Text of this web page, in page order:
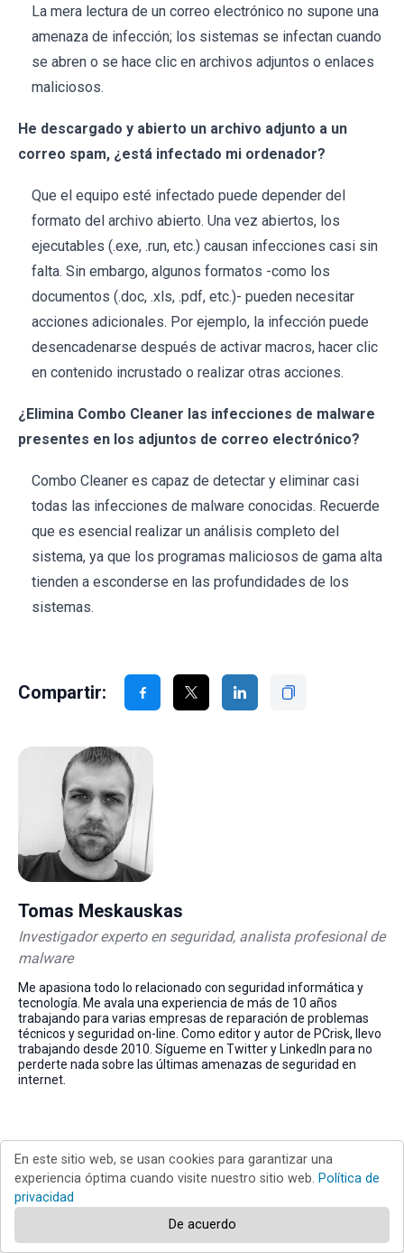
La mera lectura de un correo electrónico no supone una
amenaza de infección; los sistemas se infectan cuando
se abren o se hace clic en archivos adjuntos o enlaces
maliciosos.
He descargado y abierto un archivo adjunto a un
correo spam, ¿está infectado mi ordenador?
Que el equipo esté infectado puede depender del
formato del archivo abierto. Una vez abiertos, los
ejecutables (.exe, .run, etc.) causan infecciones casi sin
falta. Sin embargo, algunos formatos -como los
documentos (.doc, .xls, .pdf, etc.)- pueden necesitar
acciones adicionales. Por ejemplo, la infección puede
desencadenarse después de activar macros, hacer clic
en contenido incrustado o realizar otras acciones.
¿Elimina Combo Cleaner las infecciones de malware
presentes en los adjuntos de correo electrónico?
Combo Cleaner es capaz de detectar y eliminar casi
todas las infecciones de malware conocidas. Recuerde
que es esencial realizar un análisis completo del
sistema, ya que los programas maliciosos de gama alta
tienden a esconderse en las profundidades de los
sistemas.
Compartir:
Tomas Meskauskas
Investigador experto en seguridad, analista profesional de
malware
Me apasiona todo lo relacionado con seguridad informática y
tecnología. Me avala una experiencia de más de 10 años
trabajando para varias empresas de reparación de problemas
técnicos y seguridad on-line. Como editor y autor de PCrisk, llevo
trabajando desde 2010. Sígueme en Twitter y LinkedIn para no
perderte nada sobre las últimas amenazas de seguridad en
internet.
▼ Mostrar discusión
Volver al principio
En este sitio web, se usan cookies para garantizar una
experiencia óptima cuando visite nuestro sitio web. Política de
privacidad
De acuerdo